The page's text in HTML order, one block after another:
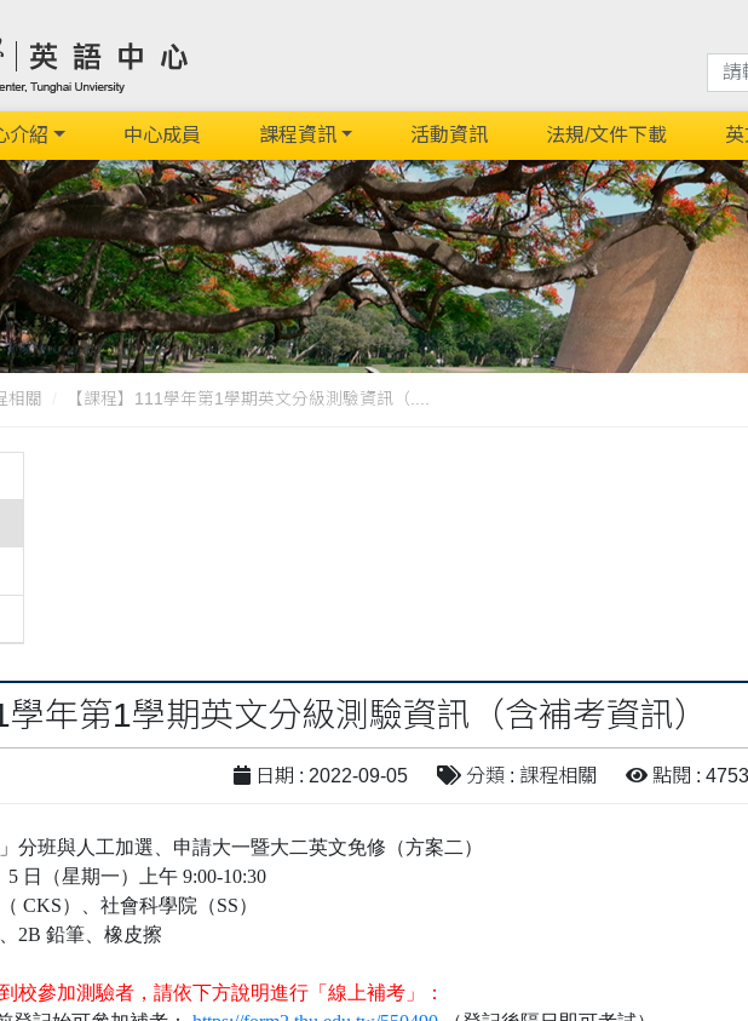
介紹 中心成員 課程資訊 活動資訊 法規/文件下載
相關 【課程】111學年第1學期英文分級測驗資訊（....
學年第1學期英文分級測驗資訊（含補考資訊）
日期 : 2022-09-05 分類 : 課程相關 點閱 : 4753
分班與人工加選、申請大一暨大二英文免修（方案二）
日（星期一）上午 9:00-10:30
CKS）、社會科學院（SS）
2B 鉛筆、橡皮擦
校參加測驗者，請依下方說明進行「線上補考」：